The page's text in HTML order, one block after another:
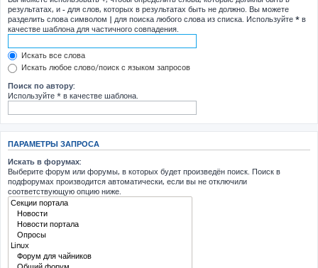
результатах, и - для слов, которых в результатах быть не должно. Вы можете
разделить слова символом | для поиска любого слова из списка. Используйте * в
качестве шаблона для частичного совпадения.
Искать все слова
Искать любое слово/поиск с языком запросов
Поиск по автору:
Используйте * в качестве шаблона.
ПАРАМЕТРЫ ЗАПРОСА
Искать в форумах:
Выберите форум или форумы, в которых будет произведён поиск. Поиск в
подфорумах производится автоматически, если вы не отключили
соответствующую опцию ниже.